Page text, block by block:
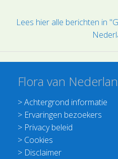
Lees hier alle berichten in
Flora van
>Achtergrond informatie
> Ervaringen bezoekers
> Privacy beleid
> Cookies
> Disclaimer